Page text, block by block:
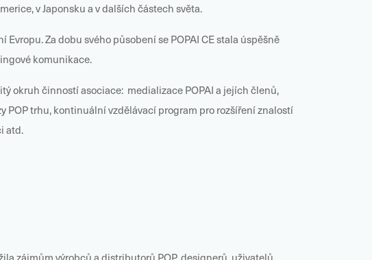
v Japonsku a v dalších částech světa.
Za dobu svého působení se POPAI CE stala úspěšně
komunikace.
okruh činností asociace: medializace POPAI a jejích členů,
trhu, kontinuální vzdělávací program pro rozšíření znalostí
atd.
zájmům výrobců a distributorů POP, designerů, uživatelů